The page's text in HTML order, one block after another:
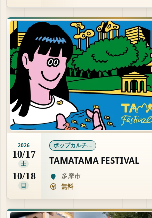
2026
10/17
土
10/18
日
ポップカルチャー
TAMATAMA FESTIVAL
多摩市
無料